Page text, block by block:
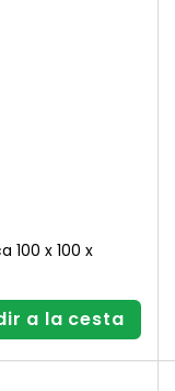
100 x 100 x
a la cesta